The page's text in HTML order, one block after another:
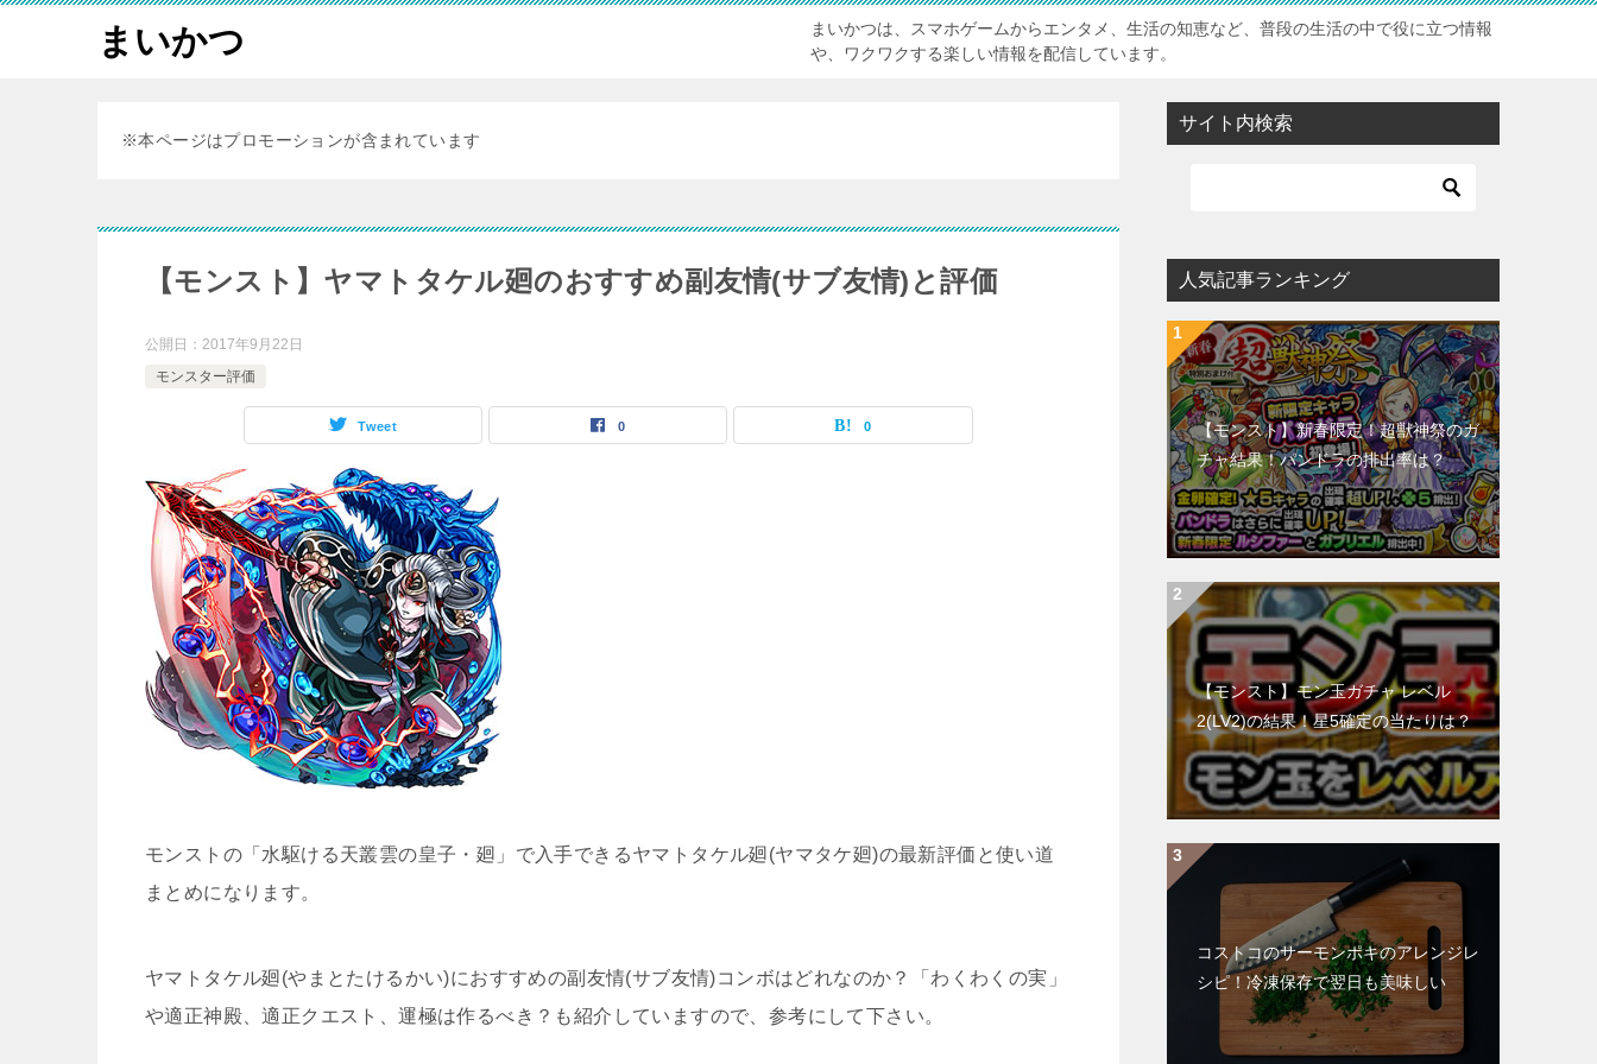
まいかつ
まいかつは、スマホゲームからエンタメ、生活の知恵など、普段の生活の中で役に立つ情報
や、ワクワクする楽しい情報を配信しています。
※本ページはプロモーションが含まれています
【モンスト】ヤマトタケル廻のおすすめ副友情(サブ友情)と評価
公開日： 2017年9月22日
モンスター評価
Tweet 0 0
モンストの「水駆ける天叢雲の皇子・廻」で入手できるヤマトタケル廻(ヤマタケ廻)の最新評価と使い道
まとめになります。
ヤマトタケル廻(やまとたけるかい)におすすめの副友情(サブ友情)コンボはどれなのか？「わくわくの実」
や適正神殿、適正クエスト、運極は作るべき？も紹介していますので、参考にして下さい。
サイト内検索
人気記事ランキング
【モンスト】新春限定！超獣神祭のガ
チャ結果！パンドラの排出率は？
【モンスト】モン玉ガチャ レベル
2(LV2)の結果！星5確定の当たりは？
コストコのサーモンポキのアレンジレ
シピ！冷凍保存で翌日も美味しい